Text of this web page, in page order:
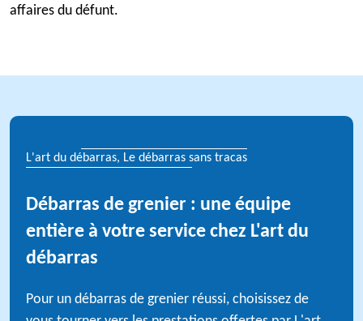
affaires du défunt.
L'art du débarras, Le débarras sans tracas
Débarras de grenier : une équipe
entière à votre service chez L'art du
débarras
Pour un débarras de grenier réussi, choisissez de